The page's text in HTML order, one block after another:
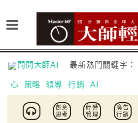
問問大師AI 最新熱門關鍵字：
心 策略 領導 行銷 AI
創意
思考
經營
管理
廣告
行銷